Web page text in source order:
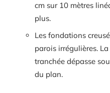
cm sur 10 mètres
plus.
Les fondations
parois irrégulières.
tranchée dépasse
du plan.